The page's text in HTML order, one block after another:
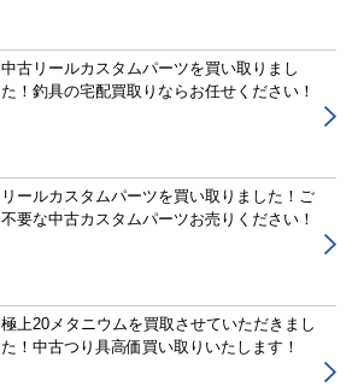
中古リールカスタムパーツを買い取りまし
た！釣具の宅配買取りならお任せください！
リールカスタムパーツを買い取りました！ご
不要な中古カスタムパーツお売りください！
極上20メタニウムを買取させていただきまし
た！中古つり具高価買い取りいたします！